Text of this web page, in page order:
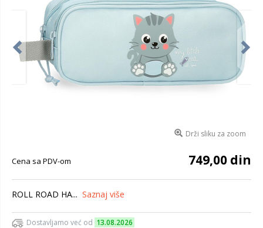
Drži sliku za zoom
Cena sa PDV-om 749,00 din
ROLL ROAD HA... Saznaj više
Dostavljamo već od 13.08.2026